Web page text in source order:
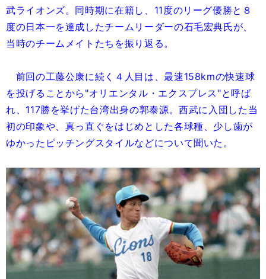
武ライオンズ。同時期に在籍し、11度のリーグ優勝と８
度の日本一を達成したチームリーダーの石毛宏典氏が、
当時のチームメイトたちを振り返る。
前回の工藤公康に続く４人目は、最速158kmの快速球
を投げることから"オリエンタル・エクスプレス"と呼ば
れ、117勝を挙げた台湾出身の郭泰源。西武に入団した当
初の印象や、真っ直ぐをはじめとした各球種、少し歯が
ゆかったピッチングスタイルなどについて聞いた。